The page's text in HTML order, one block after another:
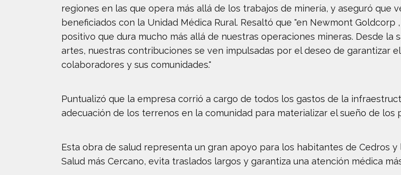
regiones en las que opera más allá de los trabajos de minería, y aseguró que
beneficiados con la Unidad Médica Rural. Resaltó que "en Newmont
positivo que dura mucho más allá de nuestras operaciones mineras. Desde la
artes, nuestras contribuciones se ven impulsadas por el deseo de garantizar
colaboradores y sus comunidades."
Puntualizó que la empresa corrió a cargo de todos los gastos de la
adecuación de los terrenos en la comunidad para materializar el sueño de
Esta obra de salud representa un gran apoyo para los habitantes de Cedros
Salud más Cercano, evita traslados largos y garantiza una atención médica